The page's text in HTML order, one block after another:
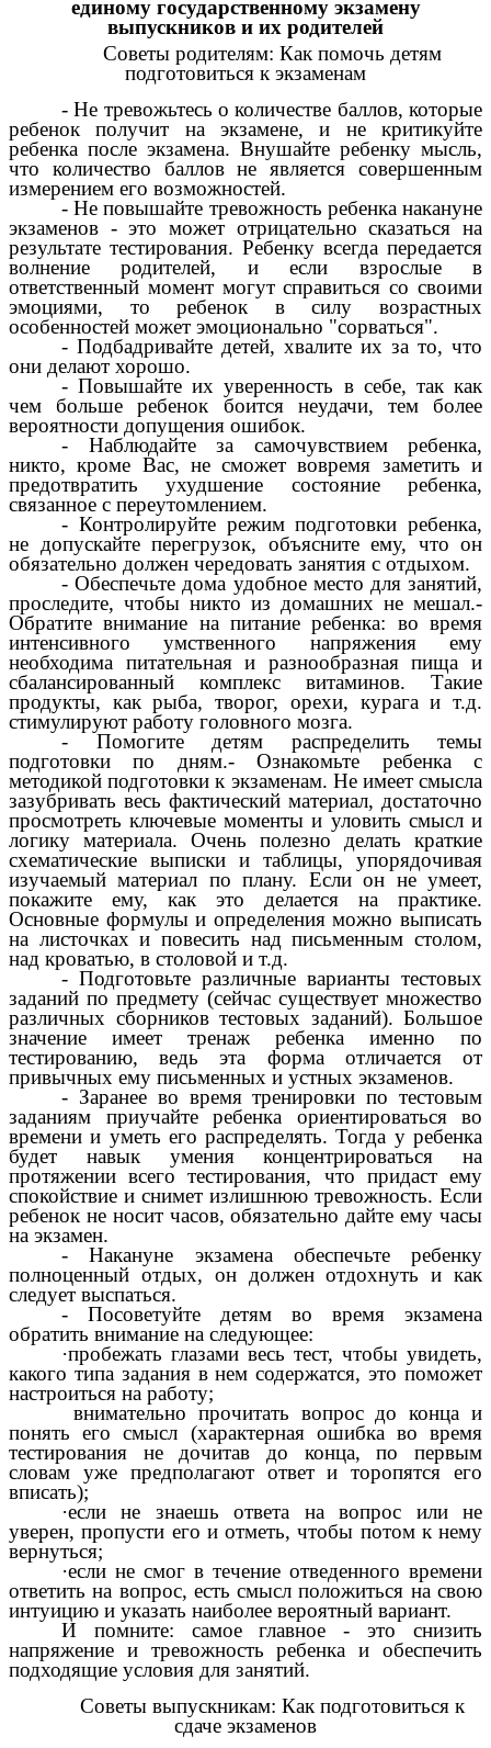
единому государственному экзамену
выпускников и их родителей
Советы родителям: Как помочь детям
подготовиться к экзаменам
- Не тревожьтесь о количестве баллов, которые
ребенок получит на экзамене, и не критикуйте
ребенка после экзамена. Внушайте ребенку мысль,
что количество баллов не является совершенным
измерением его возможностей.
- Не повышайте тревожность ребенка накануне
экзаменов - это может отрицательно сказаться на
результате тестирования. Ребенку всегда передается
волнение родителей, и если взрослые в
ответственный момент могут справиться со своими
эмоциями, то ребенок в силу возрастных
особенностей может эмоционально "сорваться".
- Подбадривайте детей, хвалите их за то, что
они делают хорошо.
- Повышайте их уверенность в себе, так как
чем больше ребенок боится неудачи, тем более
вероятности допущения ошибок.
- Наблюдайте за самочувствием ребенка,
никто, кроме Вас, не сможет вовремя заметить и
предотвратить ухудшение состояние ребенка,
связанное с переутомлением.
- Контролируйте режим подготовки ребенка,
не допускайте перегрузок, объясните ему, что он
обязательно должен чередовать занятия с отдыхом.
- Обеспечьте дома удобное место для занятий,
проследите, чтобы никто из домашних не мешал.-
Обратите внимание на питание ребенка: во время
интенсивного умственного напряжения ему
необходима питательная и разнообразная пища и
сбалансированный комплекс витаминов. Такие
продукты, как рыба, творог, орехи, курага и т.д.
стимулируют работу головного мозга.
- Помогите детям распределить темы
подготовки по дням.- Ознакомьте ребенка с
методикой подготовки к экзаменам. Не имеет смысла
зазубривать весь фактический материал, достаточно
просмотреть ключевые моменты и уловить смысл и
логику материала. Очень полезно делать краткие
схематические выписки и таблицы, упорядочивая
изучаемый материал по плану. Если он не умеет,
покажите ему, как это делается на практике.
Основные формулы и определения можно выписать
на листочках и повесить над письменным столом,
над кроватью, в столовой и т.д.
- Подготовьте различные варианты тестовых
заданий по предмету (сейчас существует множество
различных сборников тестовых заданий). Большое
значение имеет тренаж ребенка именно по
тестированию, ведь эта форма отличается от
привычных ему письменных и устных экзаменов.
- Заранее во время тренировки по тестовым
заданиям приучайте ребенка ориентироваться во
времени и уметь его распределять. Тогда у ребенка
будет навык умения концентрироваться на
протяжении всего тестирования, что придаст ему
спокойствие и снимет излишнюю тревожность. Если
ребенок не носит часов, обязательно дайте ему часы
на экзамен.
- Накануне экзамена обеспечьте ребенку
полноценный отдых, он должен отдохнуть и как
следует выспаться.
- Посоветуйте детям во время экзамена
обратить внимание на следующее:
·пробежать глазами весь тест, чтобы увидеть,
какого типа задания в нем содержатся, это поможет
настроиться на работу;
внимательно прочитать вопрос до конца и
понять его смысл (характерная ошибка во время
тестирования не дочитав до конца, по первым
словам уже предполагают ответ и торопятся его
вписать);
·если не знаешь ответа на вопрос или не
уверен, пропусти его и отметь, чтобы потом к нему
вернуться;
·если не смог в течение отведенного времени
ответить на вопрос, есть смысл положиться на свою
интуицию и указать наиболее вероятный вариант.
И помните: самое главное - это снизить
напряжение и тревожность ребенка и обеспечить
подходящие условия для занятий.
Советы выпускникам: Как подготовиться к
сдаче экзаменов